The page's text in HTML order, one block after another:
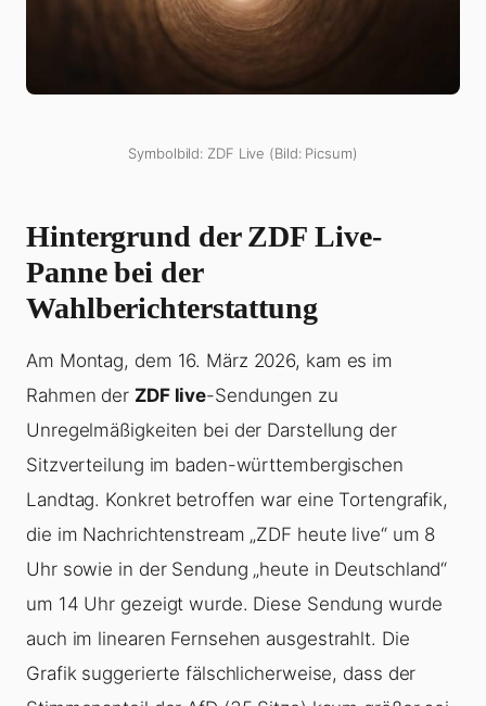
Symbolbild: ZDF Live (Bild: Picsum)
Hintergrund der ZDF Live-
Panne bei der
Wahlberichterstattung
Am Montag, dem 16. März 2026, kam es im
Rahmen der ZDF live-Sendungen zu
Unregelmäßigkeiten bei der Darstellung der
Sitzverteilung im baden-württembergischen
Landtag. Konkret betroffen war eine Tortengrafik,
die im Nachrichtenstream „ZDF heute live“ um 8
Uhr sowie in der Sendung „heute in Deutschland“
um 14 Uhr gezeigt wurde. Diese Sendung wurde
auch im linearen Fernsehen ausgestrahlt. Die
Grafik suggerierte fälschlicherweise, dass der